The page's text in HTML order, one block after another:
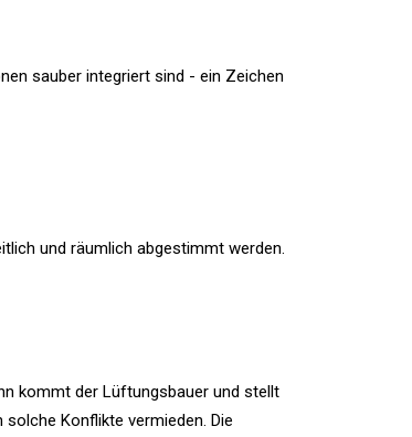
sauber integriert sind - ein Zeichen
und räumlich abgestimmt werden.
kommt der Lüftungsbauer und stellt
Konflikte vermieden. Die